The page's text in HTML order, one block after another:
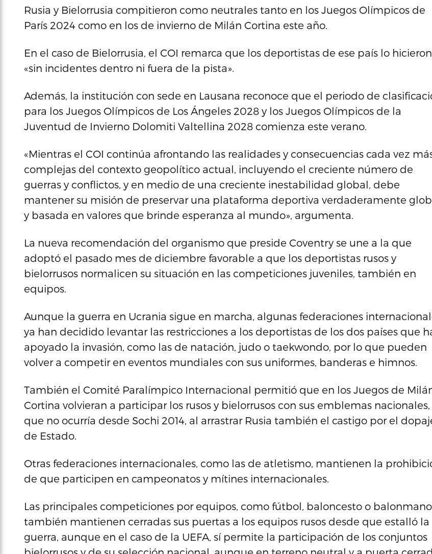
Rusia y Bielorrusia compitieron como neutrales tanto en los Juegos Olímpicos de
París 2024 como en los de invierno de Milán Cortina este año.
En el caso de Bielorrusia, el COI remarca que los deportistas de ese país lo hicieron
«sin incidentes dentro ni fuera de la pista».
Además, la institución con sede en Lausana reconoce que el periodo de
para los Juegos Olímpicos de Los Ángeles 2028 y los Juegos Olímpicos de la
Juventud de Invierno Dolomiti Valtellina 2028 comienza este verano.
«Mientras el COI continúa afrontando las realidades y consecuencias cada vez
complejas del contexto geopolítico actual, incluyendo el creciente número de
guerras y conflictos, y en medio de una creciente inestabilidad global, debe
mantener su misión de preservar una plataforma deportiva verdaderamente
y basada en valores que brinde esperanza al mundo», argumenta.
La nueva recomendación del organismo que preside Coventry se une a la que
adoptó el pasado mes de diciembre favorable a que los deportistas rusos y
bielorrusos normalicen su situación en las competiciones juveniles, también en
equipos.
Aunque la guerra en Ucrania sigue en marcha, algunas federaciones
ya han decidido levantar las restricciones a los deportistas de los dos países que
apoyado la invasión, como las de natación, judo o taekwondo, por lo que pueden
volver a competir en eventos mundiales con sus uniformes, banderas e himnos.
También el Comité Paralímpico Internacional permitió que en los Juegos de
Cortina volvieran a participar los rusos y bielorrusos con sus emblemas
que no ocurría desde Sochi 2014, al arrastrar Rusia también el castigo por el
de Estado.
Otras federaciones internacionales, como las de atletismo, mantienen la
de que participen en campeonatos y mítines internacionales.
Las principales competiciones por equipos, como fútbol, baloncesto o
también mantienen cerradas sus puertas a los equipos rusos desde que estalló la
guerra, aunque en el caso de la UEFA, sí permite la participación de los conjuntos